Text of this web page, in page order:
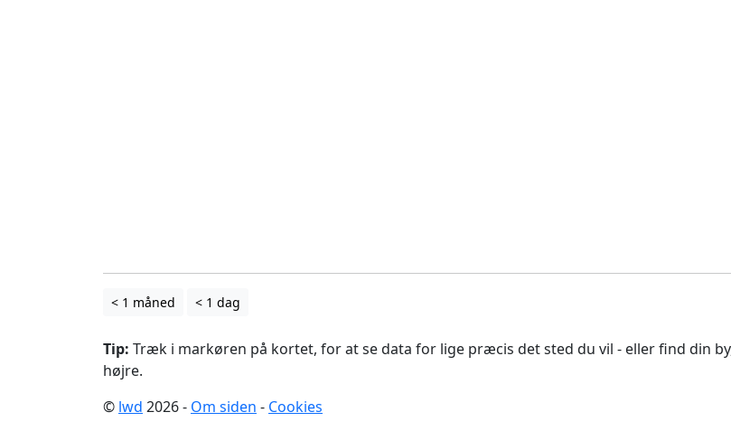
< 1 måned < 1 dag
Tip: Træk i markøren på kortet, for at se data for lige præcis det sted du vil - eller find din
højre.
© lwd 2026 - Om siden - Cookies